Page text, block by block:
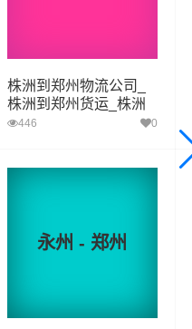
体积报价 运输时效
江县,安化县,沅江
株洲到郑州物流公司_
株洲到郑州货运_株洲
至郑州物流专线
446 0
永州 - 郑州